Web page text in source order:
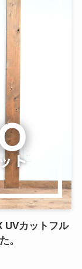
UVカットフル
。